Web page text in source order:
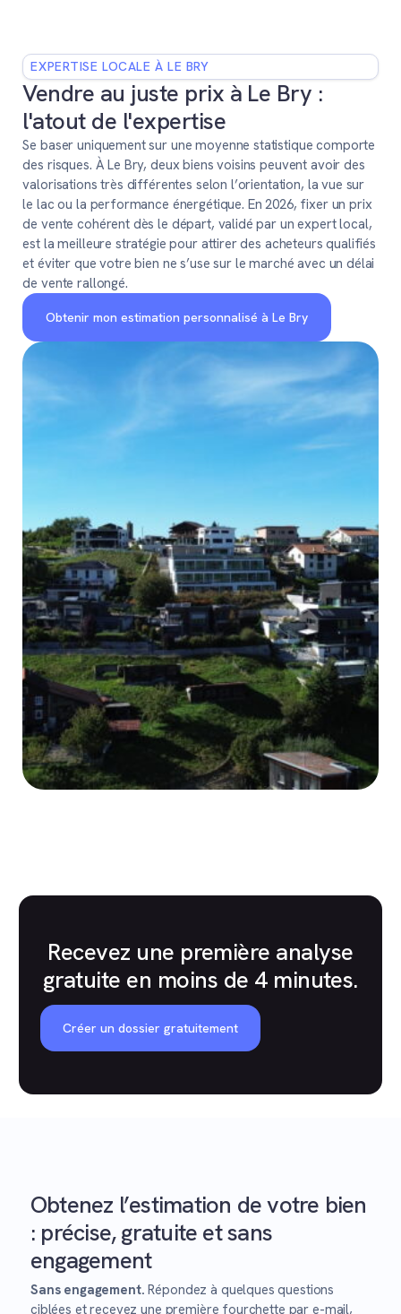
EXPERTISE LOCALE À LE BRY
Vendre au juste prix à Le Bry :
l'atout de l'expertise
Se baser uniquement sur une moyenne statistique comporte
des risques. À Le Bry, deux biens voisins peuvent avoir des
valorisations très différentes selon l’orientation, la vue sur
le lac ou la performance énergétique. En 2026, fixer un prix
de vente cohérent dès le départ, validé par un expert local,
est la meilleure stratégie pour attirer des acheteurs qualifiés
et éviter que votre bien ne s’use sur le marché avec un délai
de vente rallongé.
Obtenir mon estimation personnalisé à Le Bry
Recevez une première analyse
gratuite en moins de 4 minutes.
Créer un dossier gratuitement
Obtenez l’estimation de votre bien
: précise, gratuite et sans
engagement
Sans engagement. Répondez à quelques questions
ciblées et recevez une première fourchette par e-mail,